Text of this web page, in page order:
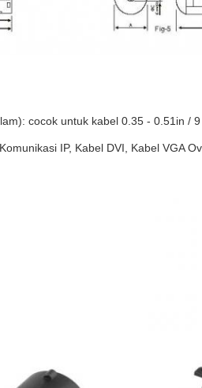
cocok untuk kabel 0.35 - 0.51in /
IP, Kabel DVI, Kabel VGA